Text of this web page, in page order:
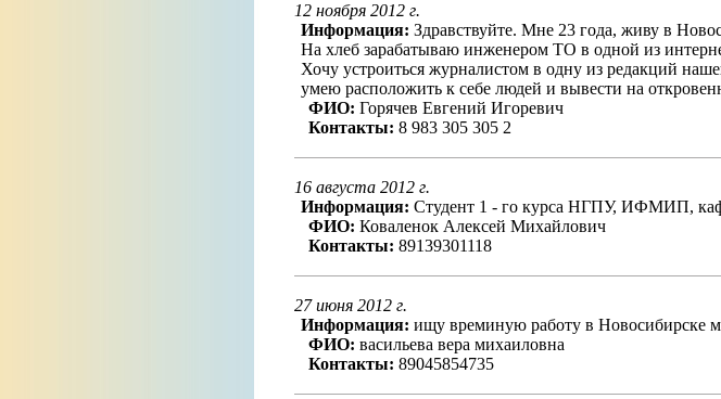
12 ноября 2012 г.
Информация: Здравствуйте. Мне 23 года, живу в
На хлеб зарабатываю инженером ТО в одной из
Хочу устроиться журналистом в одну из редакций
умею расположить к себе людей и вывести на
ФИО: Горячев Евгений Игоревич
Контакты: 8 983 305 305 2
16 августа 2012 г.
Информация: Студент 1 - го курса НГПУ, ИФМИП,
ФИО: Коваленок Алексей Михайлович
Контакты: 89139301118
27 июня 2012 г.
Информация: ищу времиную работу в Новосибирске
ФИО: васильева вера михаиловна
Контакты: 89045854735